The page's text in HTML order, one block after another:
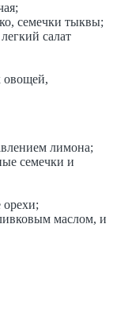
семечки тыквы;
салат
овощей,
лимона;
семечки и
маслом, и